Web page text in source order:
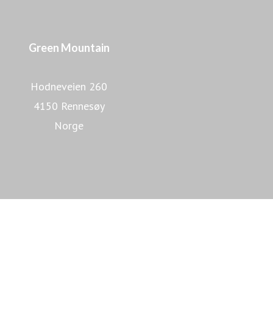
Green Mountain
Hodneveien 260
4150 Rennesøy
Norge